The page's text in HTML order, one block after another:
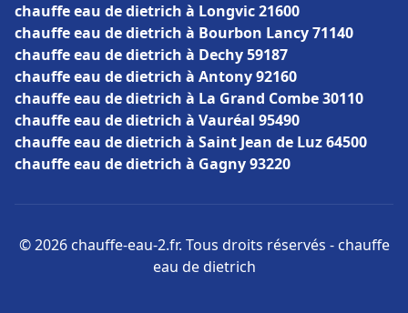
chauffe eau de dietrich à Longvic 21600
chauffe eau de dietrich à Bourbon Lancy 71140
chauffe eau de dietrich à Dechy 59187
chauffe eau de dietrich à Antony 92160
chauffe eau de dietrich à La Grand Combe 30110
chauffe eau de dietrich à Vauréal 95490
chauffe eau de dietrich à Saint Jean de Luz 64500
chauffe eau de dietrich à Gagny 93220
© 2026 chauffe-eau-2.fr. Tous droits réservés - chauffe
eau de dietrich